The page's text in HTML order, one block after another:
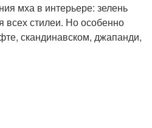
мха в интерьере: зелень
всех стилеи. Но особенно
скандинавском, джапанди,